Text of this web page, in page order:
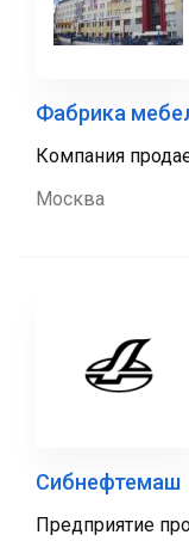
Фабрика
Компания
Москва
Сибнефтемаш
Предприятие